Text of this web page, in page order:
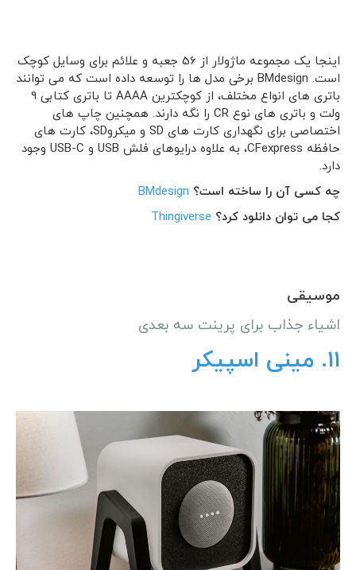
اینجا یک مجموعه ماژولار از 56 جعبه و علائم برای وسایل کوچک
است. BMdesign برخی مدل ها را توسعه داده است که می توانند
باتری های انواع مختلف، از کوچکترین AAAA تا باتری کتابی 9
ولت و باتری های نوع CR را نگه دارند. همچنین چاپ های
اختصاصی برای نگهداری کارت های SD و میکروSD، کارت های
حافظه CFexpress، به علاوه درایوهای فلش USB و USB-C وجود
دارد.
چه کسی آن را ساخته است؟ BMdesign
کجا می توان دانلود کرد؟ Thingiverse
موسیقی
اشیاء جذاب برای پرینت سه بعدی
11. مینی اسپیکر